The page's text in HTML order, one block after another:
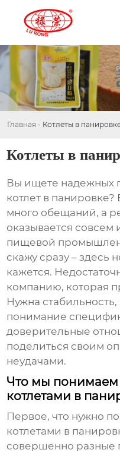
Главная - Котлеты в
Котлеты в
Вы ищете надежных
котлет в
много обещаний, а
оказывается совсем
пищевой
скажу сразу – здесь
кажется.
компанию, которая
Нужна стабильность,
понимание
доверительные
поделиться своим
неудачами.
Что мы понимаем
котлетами в
Первое, что нужно
котлетами в
совершенно разные